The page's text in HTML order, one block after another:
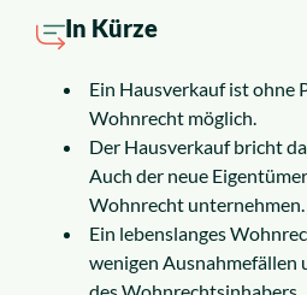
Service
So funktioniert es
Kosten
Alle Rechtsgebiete
In Kürze
Ein Hausverkauf ist ohne
Wohnrecht möglich.
Der Hausverkauf bricht
Auch der neue
Wohnrecht unternehmen.
Ein lebenslanges
wenigen Ausnahmefällen